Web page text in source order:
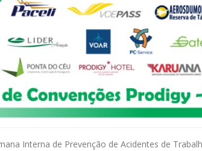
Interna de Prevenção de Acidentes de